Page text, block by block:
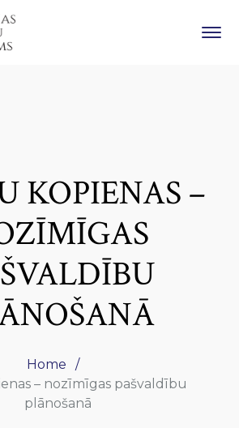
KOPIENAS –
Home
– nozīmīgas pašvaldību
plānošanā